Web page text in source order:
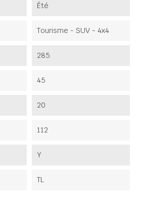
Été
Tourisme - SUV - 4x4
285
45
20
112
Y
TL